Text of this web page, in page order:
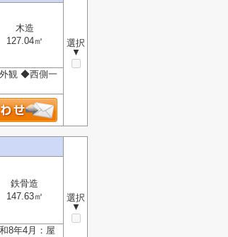
選択
▼
木造
127.04㎡
観 ◆西側一
選択
▼
鉄骨造
147.63㎡
8年4月：屋